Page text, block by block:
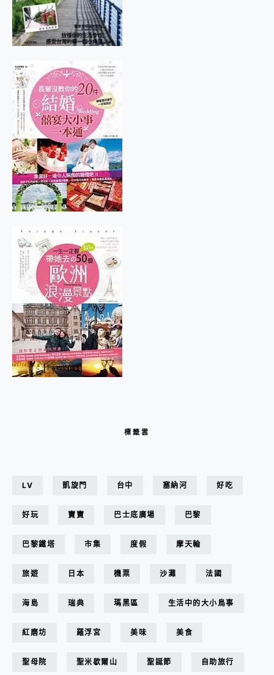
標籤雲
LV 凱旋門 台中 塞納河 好吃
好玩 寶寶 巴士底廣場 巴黎
巴黎鐵塔 市集 度假 摩天輪
旅遊 日本 機票 沙灘 法國
海島 瑞典 瑪黑區 生活中的大小鳥事
紅磨坊 羅浮宮 美味 美食
聖母院 聖米歇爾山 聖誕節 自助旅行